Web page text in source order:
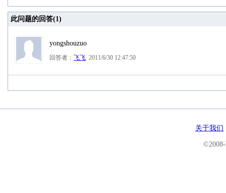
此问题的回答(1)
yongshouzuo
回答者： 飞飞 2011/6/30 12:47:50
关于我们